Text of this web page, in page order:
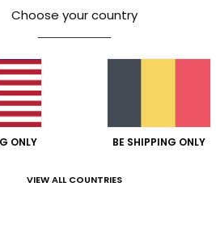
Prijs-kwaliteitverhouding
4.2
Choose your country
ONLY BE SHIPPING ONLY
VIEW ALL COUNTRIES